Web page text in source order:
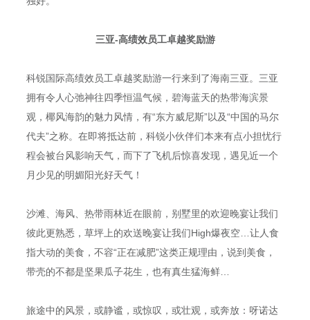
三亚-高绩效员工卓越奖励游
科锐国际高绩效员工卓越奖励游一行来到了海南三亚。三亚
拥有令人心弛神往四季恒温气候，碧海蓝天的热带海滨景
观，椰风海韵的魅力风情，有“东方威尼斯”以及“中国的马尔
代夫”之称。在即将抵达前，科锐小伙伴们本来有点小担忧行
程会被台风影响天气，而下了飞机后惊喜发现，遇见近一个
月少见的明媚阳光好天气！
沙滩、海风、热带雨林近在眼前，别墅里的欢迎晚宴让我们
彼此更熟悉，草坪上的欢送晚宴让我们High爆夜空…让人食
指大动的美食，不容“正在减肥”这类正规理由，说到美食，
带壳的不都是坚果瓜子花生，也有真生猛海鲜…
旅途中的风景，或静谧，或惊叹，或壮观，或奔放：呀诺达